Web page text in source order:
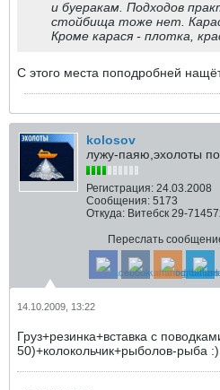
и буеракам. Подходов
стойбища тоже нет.
Кроме карася - плотка,
С этого места поподробней
kolosov
лужу-паяю,эхолоты
Регистрация: 24.03.2008
Сообщения: 5173
Откуда: Витебск 29-
Переслать
14.10.2009, 13:22
Груз+резинка+вставка с
50)+колокольчик+рыболов-рыба